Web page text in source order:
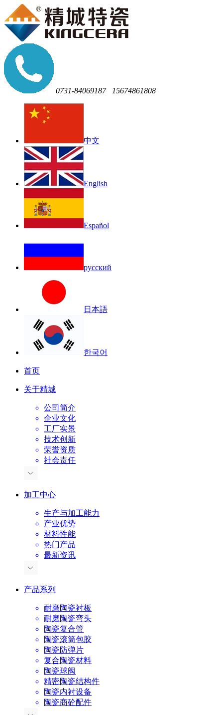
0731-84069187 15674861808
中文
English
Español
русский
日本語
한국어
首页
关于精城
公司简介
企业文化
工厂实景
技术创新
荣誉资质
社会责任
加工中心
生产与加工能力
产业优势
材料性能
热门产品
最新资讯
产品系列
耐磨陶瓷衬板
耐磨陶瓷弯头
陶瓷复合管
陶瓷滚筒包胶
陶瓷防弹片
复合陶瓷材料
陶瓷球阀
精密陶瓷结构件
陶瓷内衬设备
陶瓷商砼配件